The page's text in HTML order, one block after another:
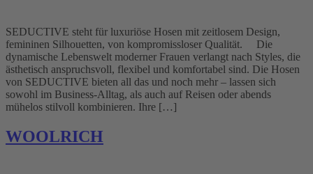
SEDUCTIVE steht für luxuriöse Hosen mit zeitlosem Design,
femininen Silhouetten, von kompromissloser Qualität. Die
dynamische Lebenswelt moderner Frauen verlangt nach Styles, die
ästhetisch anspruchsvoll, flexibel und komfortabel sind. Die Hosen
von SEDUCTIVE bieten all das und noch mehr – lassen sich
sowohl im Business-Alltag, als auch auf Reisen oder abends
mühelos stilvoll kombinieren. Ihre […]
WOOLRICH